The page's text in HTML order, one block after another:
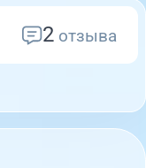
2отзыва